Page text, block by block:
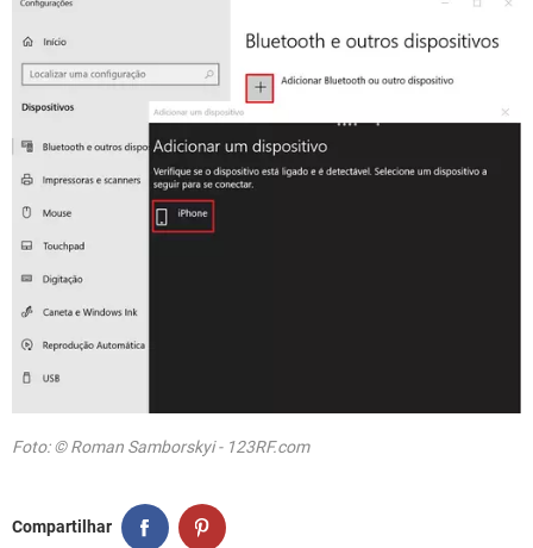
Foto: © Roman Samborskyi - 123RF.com
Compartilhar